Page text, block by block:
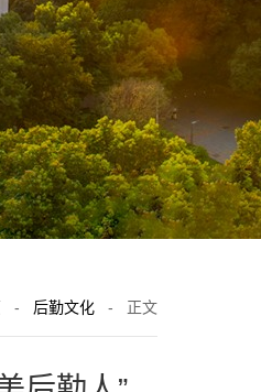
- 后勤文化 - 正文